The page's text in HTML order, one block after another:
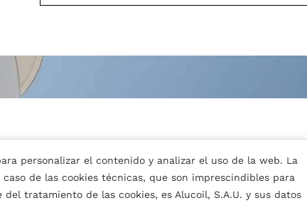
personalizar el contenido y analizar el uso de la web. La
de las cookies técnicas, que son imprescindibles para
tratamiento de las cookies, es Alucoil, S.A.U. y sus datos